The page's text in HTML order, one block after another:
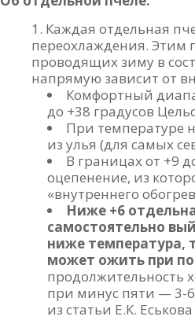
Каждая отдельная
переохлаждения. Этим
проводящих зиму в
напрямую зависит от
Комфортный
до +38 градусов
При температуре
из улья (для самых
В границах от +9
оцепенение, из
«внутреннего
Ниже +6
самостоятельно
ниже температура,
может ожить при
продолжительность
при минус пяти — 3-6
из статьи Е.К.